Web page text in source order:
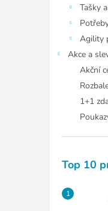
Tašky
Agility
Akce a
Akční
1+1
Top 10